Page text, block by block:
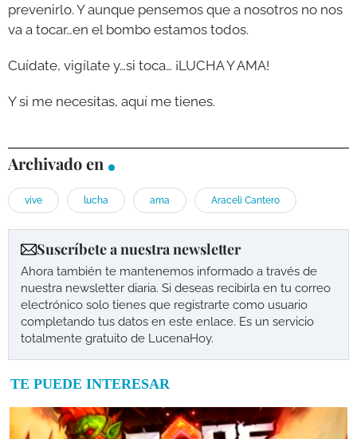
prevenirlo. Y aunque pensemos que a nosotros no nos
va a tocar…en el bombo estamos todos.
Cuídate, vigílate y…si toca… ¡LUCHA Y AMA!
Y si me necesitas, aquí me tienes.
Archivado en
vive lucha ama Araceli Cantero
Suscríbete a nuestra newsletter
Ahora también te mantenemos informado a través de
nuestra newsletter diaria. Si deseas recibirla en tu correo
electrónico solo tienes que registrarte como usuario
completando tus datos en este enlace. Es un servicio
totalmente gratuito de LucenaHoy.
TE PUEDE INTERESAR